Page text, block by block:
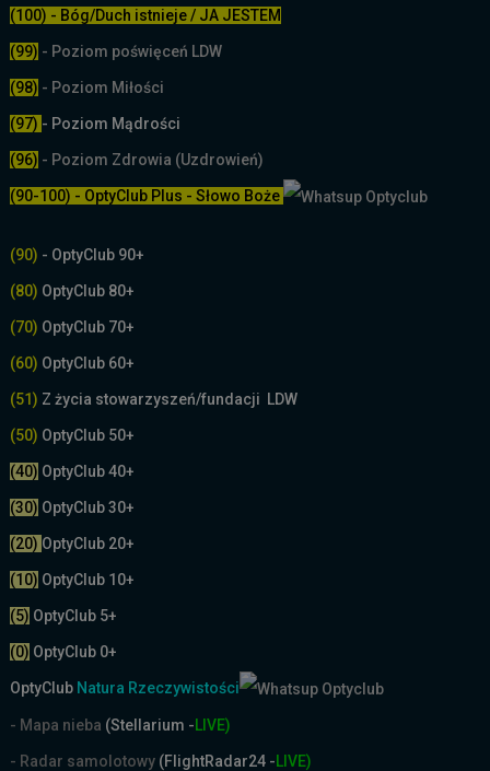
(100) - Bóg/Duch istnieje / JA JESTEM
(99) - Poziom poświęceń LDW
(98) - Poziom Miłości
(97) - Poziom Mądrości
(96) - Poziom Zdrowia (Uzdrowień)
(90-100) - OptyClub Plus - Słowo Boże
(90) - OptyClub 90+
(80) OptyClub 80+
(70) OptyClub 70+
(60) OptyClub 60+
(51) Z życia stowarzyszeń/fundacji LDW
(50) OptyClub 50+
(40) OptyClub 40+
(30) OptyClub 30+
(20) OptyClub 20+
(10) OptyClub 10+
(5) OptyClub 5+
(0) OptyClub 0+
OptyClub Natura Rzeczywistości
- Mapa nieba (Stellarium -LIVE)
- Radar samolotowy (FlightRadar24 -LIVE)